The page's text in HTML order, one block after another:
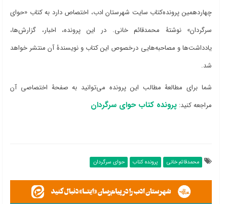
چهاردهمین پرونده‌کتاب سایت شهرستان ادب، اختصاص دارد به کتاب «حوای
سرگردان» نوشتۀ محمدقائم خانی. در این پرونده، اخبار، گزارش‌ها،
یادداشت‌ها و مصاحبه‌هایی درخصوص این کتاب و نویسندۀ آن منتشر خواهد
شد.
شما برای مطالعۀ مطالب این پرونده می‌توانید به صفحۀ اختصاصی آن
مراجعه کنید: پرونده‌ کتاب حوای سرگردان
محمدقائم خانی پرونده کتاب حوای سرگردان